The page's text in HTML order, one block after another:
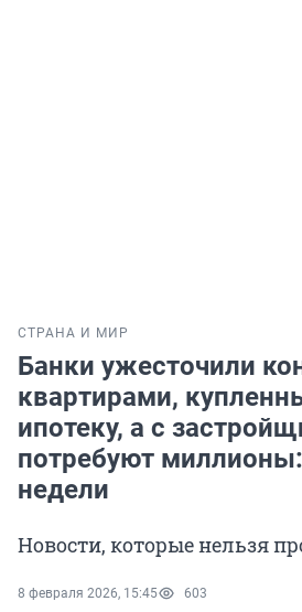
СТРАНА И МИР
Банки ужесточили
квартирами,
ипотеку, а с
потребуют миллионы:
недели
Новости, которые нельзя
8 февраля 2026, 15:45 603